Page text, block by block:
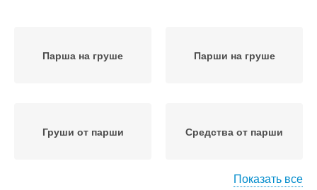
Парша на груше Парши на груше
Груши от парши Средства от парши
Показать все